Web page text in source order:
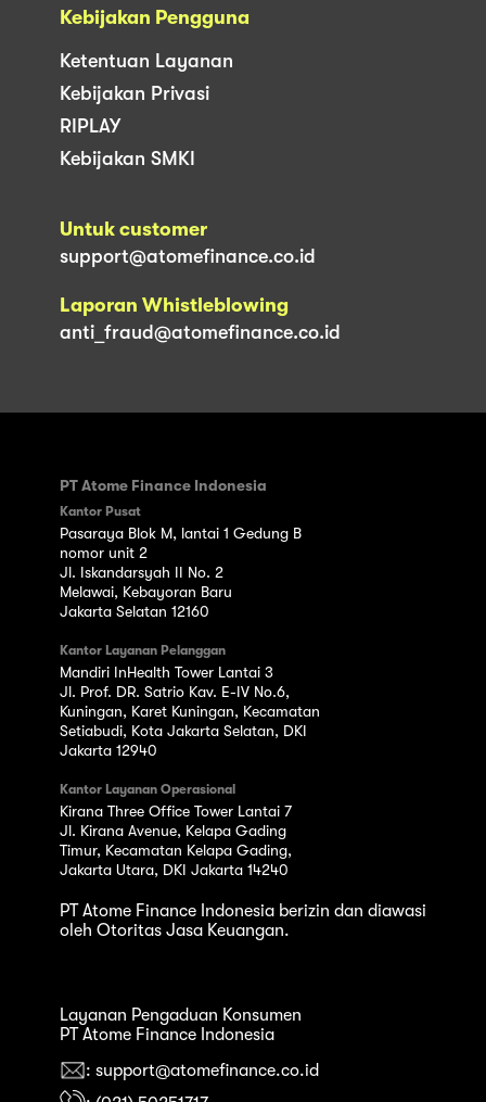
Kebijakan Pengguna
Ketentuan Layanan
Kebijakan Privasi
RIPLAY
Kebijakan SMKI
Untuk customer
support@atomefinance.co.id
Laporan Whistleblowing
anti_fraud@atomefinance.co.id
PT Atome Finance Indonesia
Kantor Pusat
Pasaraya Blok M, lantai 1 Gedung B
nomor unit 2
Jl. Iskandarsyah II No. 2
Melawai, Kebayoran Baru
Jakarta Selatan 12160
Kantor Layanan Pelanggan
Mandiri InHealth Tower Lantai 3
Jl. Prof. DR. Satrio Kav. E-IV No.6,
Kuningan, Karet Kuningan, Kecamatan
Setiabudi, Kota Jakarta Selatan, DKI
Jakarta 12940
Kantor Layanan Operasional
Kirana Three Office Tower Lantai 7
Jl. Kirana Avenue, Kelapa Gading
Timur, Kecamatan Kelapa Gading,
Jakarta Utara, DKI Jakarta 14240
PT Atome Finance Indonesia berizin dan diawasi
oleh Otoritas Jasa Keuangan.
Layanan Pengaduan Konsumen
PT Atome Finance Indonesia
: support@atomefinance.co.id